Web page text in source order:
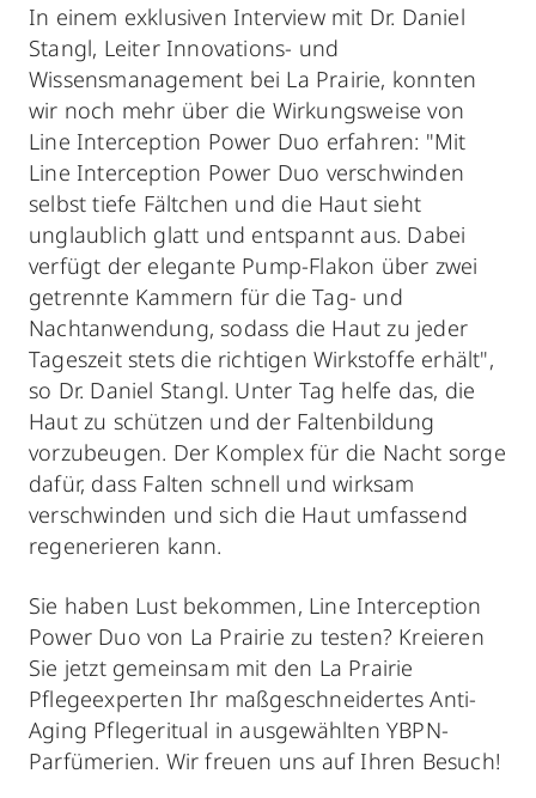
In einem exklusiven Interview mit Dr. Daniel
Stangl, Leiter Innovations- und
Wissensmanagement bei La Prairie, konnten
wir noch mehr über die Wirkungsweise von
Line Interception Power Duo erfahren: "Mit
Line Interception Power Duo verschwinden
selbst tiefe Fältchen und die Haut sieht
unglaublich glatt und entspannt aus. Dabei
verfügt der elegante Pump-Flakon über zwei
getrennte Kammern für die Tag- und
Nachtanwendung, sodass die Haut zu jeder
Tageszeit stets die richtigen Wirkstoffe erhält",
so Dr. Daniel Stangl. Unter Tag helfe das, die
Haut zu schützen und der Faltenbildung
vorzubeugen. Der Komplex für die Nacht sorge
dafür, dass Falten schnell und wirksam
verschwinden und sich die Haut umfassend
regenerieren kann.
Sie haben Lust bekommen, Line Interception
Power Duo von La Prairie zu testen? Kreieren
Sie jetzt gemeinsam mit den La Prairie
Pflegeexperten Ihr maßgeschneidertes Anti-
Aging Pflegeritual in ausgewählten YBPN-
Parfümerien. Wir freuen uns auf Ihren Besuch!